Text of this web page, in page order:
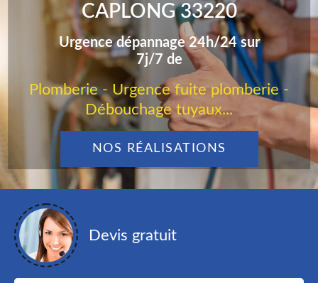
CAPLONG 33220
Urgence dépannage 24h/24 sur
7j/7 de
Plomberie - Urgence fuite plomberie -
Débouchage tuyaux...
NOS RÉALISATIONS
Devis gratuit